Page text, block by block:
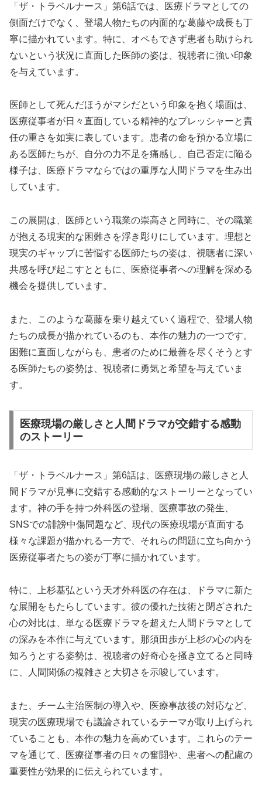
「ザ・トラベルナース」第6話では、医療ドラマとしての
側面だけでなく、登場人物たちの内面的な葛藤や成長も丁
寧に描かれています。特に、オペもできず患者も助けられ
ないという状況に直面した医師の姿は、視聴者に強い印象
を与えています。
医師として死んだほうがマシだという印象を抱く場面は、
医療従事者が日々直面している精神的なプレッシャーと責
任の重さを如実に表しています。患者の命を預かる立場に
ある医師たちが、自分の力不足を痛感し、自己否定に陥る
様子は、医療ドラマならではの重厚な人間ドラマを生み出
しています。
この展開は、医師という職業の崇高さと同時に、その職業
が抱える現実的な困難さを浮き彫りにしています。理想と
現実のギャップに苦悩する医師たちの姿は、視聴者に深い
共感を呼び起こすとともに、医療従事者への理解を深める
機会を提供しています。
また、このような葛藤を乗り越えていく過程で、登場人物
たちの成長が描かれているのも、本作の魅力の一つです。
困難に直面しながらも、患者のために最善を尽くそうとす
る医師たちの姿勢は、視聴者に勇気と希望を与えていま
す。
医療現場の厳しさと人間ドラマが交錯する感動
のストーリー
「ザ・トラベルナース」第6話は、医療現場の厳しさと人
間ドラマが見事に交錯する感動的なストーリーとなってい
ます。神の手を持つ外科医の登場、医療事故の発生、
SNSでの誹謗中傷問題など、現代の医療現場が直面する
様々な課題が描かれる一方で、それらの問題に立ち向かう
医療従事者たちの姿が丁寧に描かれています。
特に、上杉基弘という天才外科医の存在は、ドラマに新た
な展開をもたらしています。彼の優れた技術と閉ざされた
心の対比は、単なる医療ドラマを超えた人間ドラマとして
の深みを本作に与えています。那須田歩が上杉の心の内を
知ろうとする姿勢は、視聴者の好奇心を掻き立てると同時
に、人間関係の複雑さと大切さを示唆しています。
また、チーム主治医制の導入や、医療事故後の対応など、
現実の医療現場でも議論されているテーマが取り上げられ
ていることも、本作の魅力を高めています。これらのテー
マを通じて、医療従事者の日々の奮闘や、患者への配慮の
重要性が効果的に伝えられています。